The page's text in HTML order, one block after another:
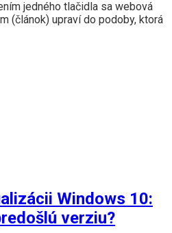
jedného tlačidla sa webová
(článok) upraví do podoby, ktorá
Windows 10:
verziu?